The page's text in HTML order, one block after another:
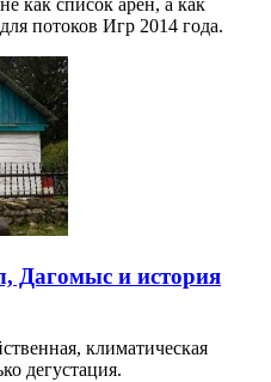
потоков Игр 2014 года.
Дагомыс и история
климатическая
дегустация.